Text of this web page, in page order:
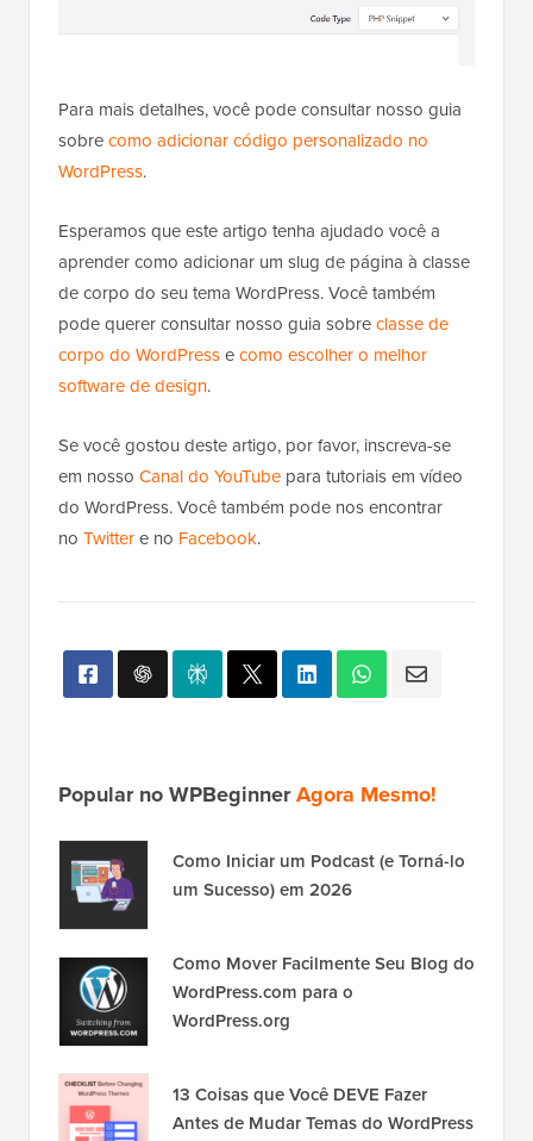
Para mais detalhes, você pode consultar nosso guia
sobrecomo adicionar código personalizado no
WordPress.
Esperamos que este artigo tenha ajudado você a
aprender como adicionar um slug de página à classe
de corpo do seu tema WordPress. Você também
pode querer consultar nosso guia sobreclasse de
corpo do WordPressecomo escolher o melhor
software de design.
Se você gostou deste artigo, por favor, inscreva-se
em nosso Canal do YouTube para tutoriais em vídeo
do WordPress. Você também pode nos encontrar
no Twittere no Facebook.
Popular no WPBeginnerAgora Mesmo!
Como Iniciar um Podcast (e Torná-lo
um Sucesso) em 2026
Como Mover Facilmente Seu Blog do
WordPress.com para o
WordPress.org
13 Coisas que Você DEVE Fazer
Antes de Mudar Temas do WordPress